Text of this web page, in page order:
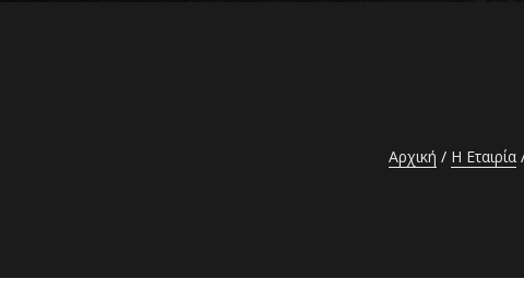
Αρχική Η Εταιρία